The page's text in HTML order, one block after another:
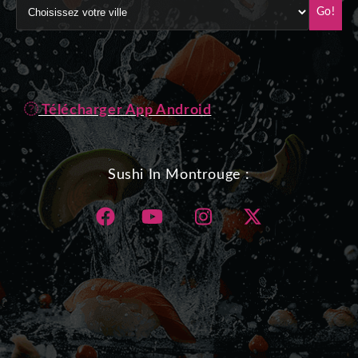
Go!
Télécharger App Android
Sushi In Montrouge :